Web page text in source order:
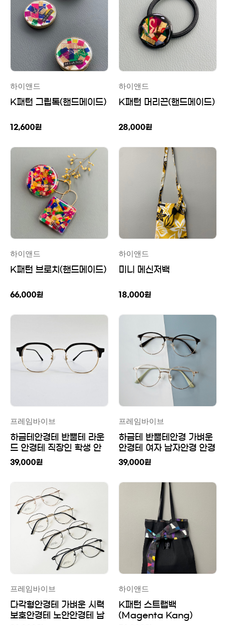
하이앤드
K패턴 그립톡(핸드메이드)
12,600원
하이앤드
K패턴 머리끈(핸드메이드)
28,000원
하이앤드
K패턴 브로치(핸드메이드)
66,000원
하이앤드
미니 메신저백
18,000원
프레임바이브
하금테안경테 반뿔테 라운
드 안경테 직장인 학생 안
경테
39,000원
프레임바이브
하금테 반뿔테안경 가벼운
안경테 여자 남자안경 안경
태 뿔테 투명테 남성 여성
39,000원
프레임바이브
다각형안경테 가벼운 시력
보호안경테 노안안경테 남
하이앤드
K패턴 스트랩백
(Magenta Kang)